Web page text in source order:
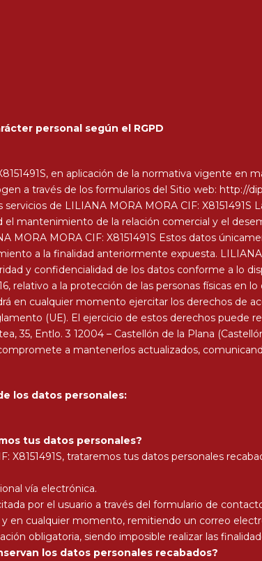
personal según el RGPD
en aplicación de la normativa vigente
a través de los formularios del Sitio web: http://
servicios de LILIANA MORA MORA CIF:
el mantenimiento de la relación comercial y el
MORA MORA CIF: X8151491S Estos datos
a la finalidad anteriormente expuesta. LILIANA
y confidencialidad de los datos conforme a lo
relativo a la protección de las personas físicas en
en cualquier momento ejercitar los derechos de
(UE). El ejercicio de estos derechos puede
35, Entlo. 3 12004 – Castellón de la Plana
a mantenerlos actualizados,
los datos personales:
tus datos personales?
X8151491S, trataremos tus datos personales
vía electrónica.
por el usuario a través del formulario de
en cualquier momento, remitiendo un correo
obligatoria, siendo imposible realizar las
los datos personales recabados?